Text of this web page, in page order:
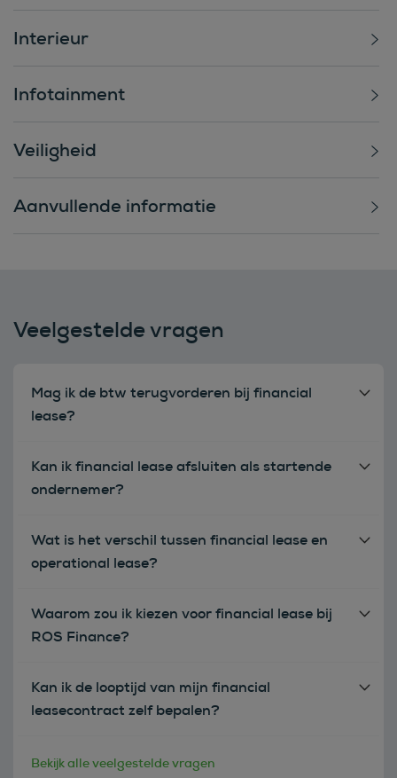
Interieur
Infotainment
Veiligheid
Aanvullende informatie
Veelgestelde vragen
Mag ik de btw terugvorderen bij financial
lease?
Kan ik financial lease afsluiten als startende
ondernemer?
Wat is het verschil tussen financial lease en
operational lease?
Waarom zou ik kiezen voor financial lease bij
ROS Finance?
Kan ik de looptijd van mijn financial
leasecontract zelf bepalen?
Bekijk alle veelgestelde vragen